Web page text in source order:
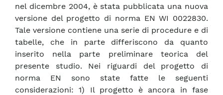
nel dicembre 2004, è stata pubblicata una nuova
versione del progetto di norma EN WI 0022830.
Tale versione contiene una serie di procedure e di
tabelle, che in parte differiscono da quanto
inserito nella parte preliminare teorica del
presente studio. Nei riguardi del progetto di
norma EN sono state fatte le seguenti
considerazioni: 1) Il progetto è ancora in fase